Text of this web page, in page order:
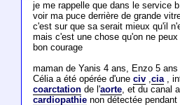
je me rappelle que dans le service
voir ma puce derrière de grande
c'est sur que sa serait mieux qu'il
mais c'est une chose qu'on ne
bon courage
maman de Yanis 4 ans, Enzo 5
Célia a été opérée d'une civ,cia,
coarctationde l'aorte, et du canal
cardiopathienon détectée